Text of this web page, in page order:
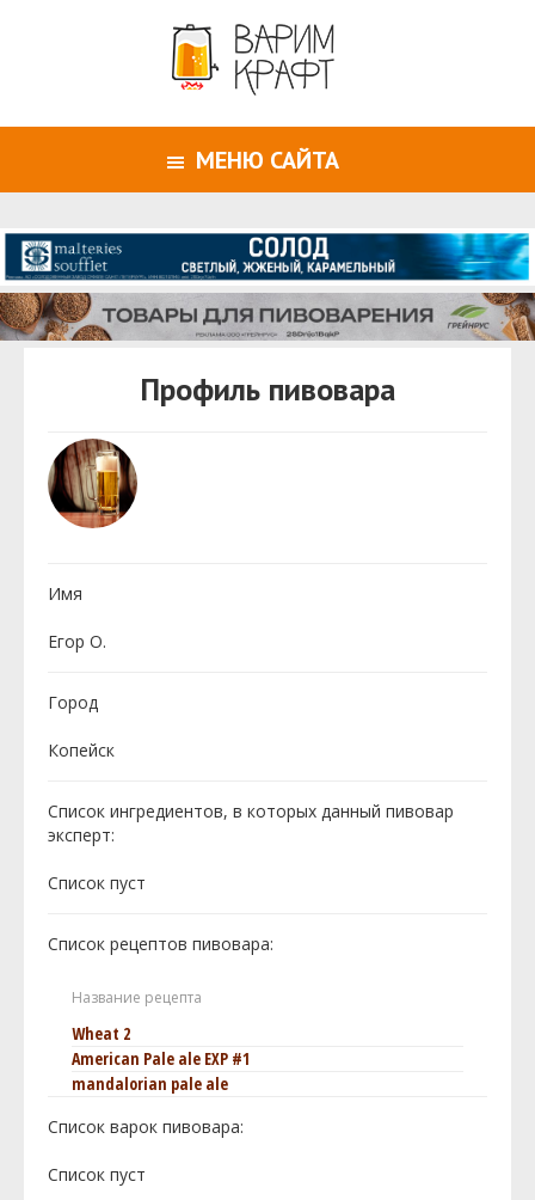
МЕНЮ САЙТА
Профиль пивовара
Имя
Егор О.
Город
Копейск
Список ингредиентов, в которых данный пивовар
эксперт:
Cписок пуст
Список рецептов пивовара:
Название рецепта
Wheat 2
American Pale ale EXP #1
mandalorian pale ale
Список варок пивовара:
Cписок пуст